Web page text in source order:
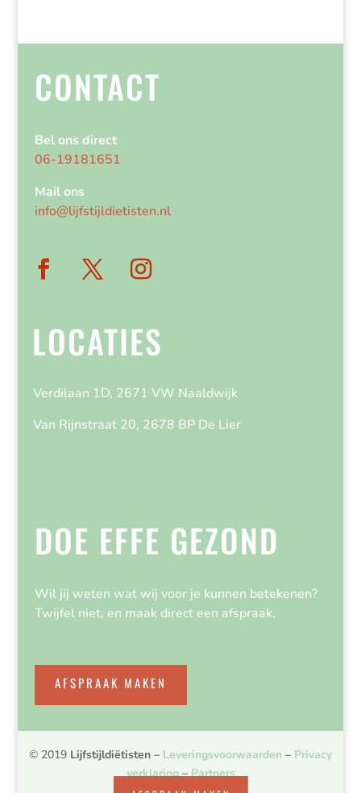
CONTACT
Bel ons direct
06-19181651
Mail ons
info@lijfstijldietisten.nl
LOCATIES
Verdilaan 1D, 2671 VW Naaldwijk
Van Rijnstraat 20, 2678 BP De Lier
DOE EFFE GEZOND
Wil jij weten wat wij voor je kunnen betekenen?
Twijfel niet, en maak direct een afspraak.
AFSPRAAK MAKEN
© 2019 Lijfstijldiëtisten – Leveringsvoorwaarden – Privacy
verklaring–Partners